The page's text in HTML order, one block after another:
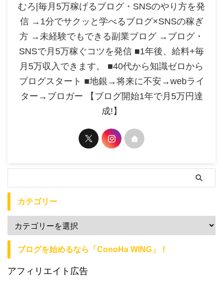
むろ|毎月5万稼げるブログ・SNSのやり方を発
信 →1分でサクッと学べるブログ×SNSの稼ぎ
方 →未経験でもできる副業ブログ →ブログ・
SNSで月5万稼ぐコツを発信 ■1年後、給料+毎
月5万収入できます。 ■40代から知識ゼロから
ブログスタート ■地銀→将来に不安→webライ
ター→ブロガー 【ブログ開始1年で月5万円達
成!】
カテゴリー
ブログを始めるなら「ConoHa WING」！
アフィリエイト広告